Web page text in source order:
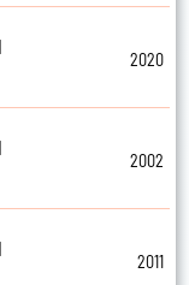
2020
2002
2011